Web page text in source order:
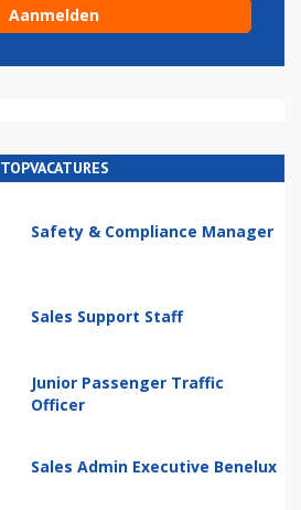
TOPVACATURES
Safety & Compliance Manager
Sales Support Staff
Junior Passenger Traffic
Officer
Sales Admin Executive Benelux